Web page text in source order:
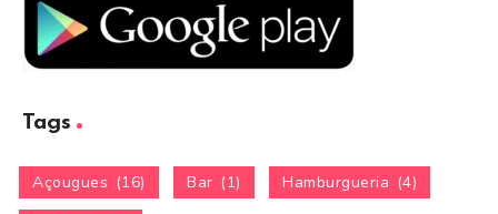
Tags
Açougues (16) Bar (1) Hamburgueria (4)